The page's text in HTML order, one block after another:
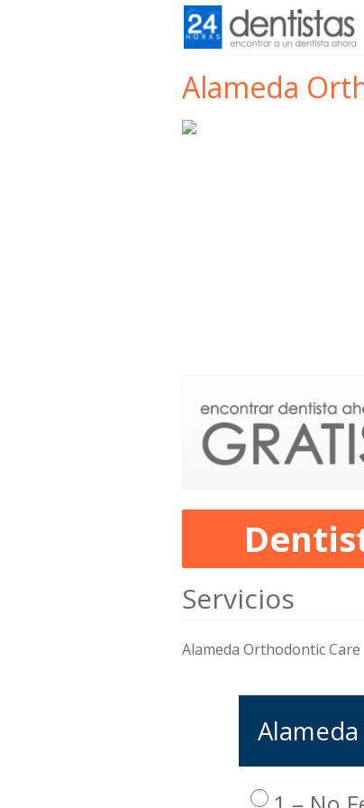
Alameda
Servicios
Alameda Orthodontic Care